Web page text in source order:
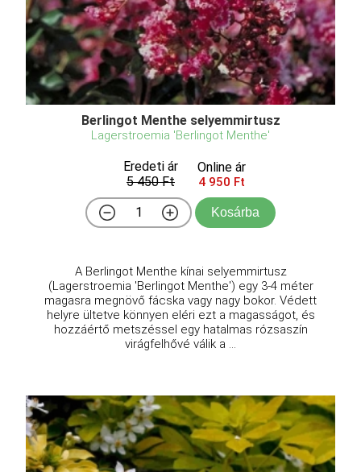
Berlingot Menthe selyemmirtusz
Lagerstroemia 'Berlingot Menthe'
Eredeti ár
5 450 Ft
Online ár
4 950 Ft
Kosárba
A Berlingot Menthe kínai selyemmirtusz
(Lagerstroemia 'Berlingot Menthe') egy 3-4 méter
magasra megnövő fácska vagy nagy bokor. Védett
helyre ültetve könnyen eléri ezt a magasságot, és
hozzáértő metszéssel egy hatalmas rózsaszín
virágfelhővé válik a ...